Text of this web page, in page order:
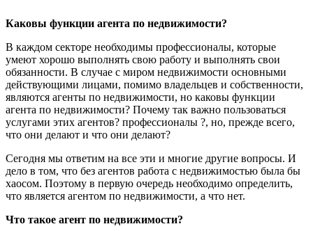
Каковы функции агента по недвижимости?
В каждом секторе необходимы профессионалы, которые
умеют хорошо выполнять свою работу и выполнять свои
обязанности. В случае с миром недвижимости основными
действующими лицами, помимо владельцев и собственности,
являются агенты по недвижимости, но каковы функции
агента по недвижимости? Почему так важно пользоваться
услугами этих агентов? профессионалы ?, но, прежде всего,
что они делают и что они делают?
Сегодня мы ответим на все эти и многие другие вопросы. И
дело в том, что без агентов работа с недвижимостью была бы
хаосом. Поэтому в первую очередь необходимо определить,
что является агентом по недвижимости, а что нет.
Что такое агент по недвижимости?